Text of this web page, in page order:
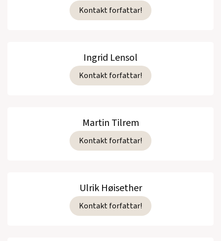
Kontakt forfattar!
Ingrid Lensol
Kontakt forfattar!
Martin Tilrem
Kontakt forfattar!
Ulrik Høisether
Kontakt forfattar!